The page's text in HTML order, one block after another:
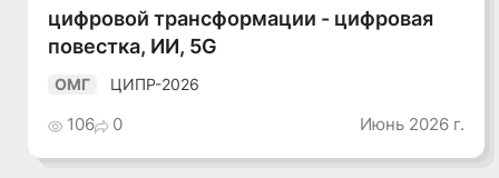
цифровой трансформации - цифровая
повестка, ИИ, 5G
ОМГ ЦИПР-2026
106 0 Июнь 2026 г.